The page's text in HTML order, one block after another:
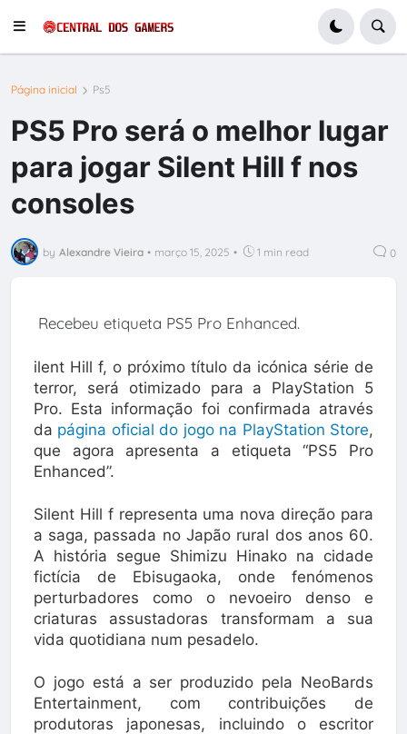
Página inicial Ps5
PS5 Pro será o melhor lugar
para jogar Silent Hill f nos
consoles
by Alexandre Vieira • março 15, 2025 • 1 min read 0
Recebeu etiqueta PS5 Pro Enhanced.
ilent Hill f, o próximo título da icónica série de
terror, será otimizado para a PlayStation 5
Pro. Esta informação foi confirmada através
da página oficial do jogo na PlayStation Store,
que agora apresenta a etiqueta “PS5 Pro
Enhanced”.
Silent Hill f representa uma nova direção para
a saga, passada no Japão rural dos anos 60.
A história segue Shimizu Hinako na cidade
fictícia de Ebisugaoka, onde fenómenos
perturbadores como o nevoeiro denso e
criaturas assustadoras transformam a sua
vida quotidiana num pesadelo.
O jogo está a ser produzido pela NeoBards
Entertainment, com contribuições de
produtoras japonesas, incluindo o escritor